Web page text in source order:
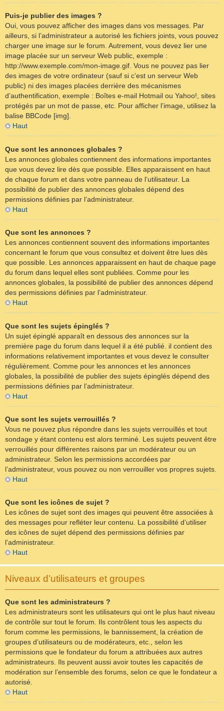
Puis-je publier des images ?
Oui, vous pouvez afficher des images dans vos messages. Par
ailleurs, si l’administrateur a autorisé les fichiers joints, vous pouvez
charger une image sur le forum. Autrement, vous devez lier une
image placée sur un serveur Web public, exemple :
http://www.exemple.com/mon-image.gif. Vous ne pouvez pas lier
des images de votre ordinateur (sauf si c’est un serveur Web
public) ni des images placées derrière des mécanismes
d’authentification, exemple : Boîtes e-mail Hotmail ou Yahoo!, sites
protégés par un mot de passe, etc. Pour afficher l’image, utilisez la
balise BBCode [img].
Haut
Que sont les annonces globales ?
Les annonces globales contiennent des informations importantes
que vous devez lire dès que possible. Elles apparaissent en haut
de chaque forum et dans votre panneau de l’utilisateur. La
possibilité de publier des annonces globales dépend des
permissions définies par l’administrateur.
Haut
Que sont les annonces ?
Les annonces contiennent souvent des informations importantes
concernant le forum que vous consultez et doivent être lues dès
que possible. Les annonces apparaissent en haut de chaque page
du forum dans lequel elles sont publiées. Comme pour les
annonces globales, la possibilité de publier des annonces dépend
des permissions définies par l’administrateur.
Haut
Que sont les sujets épinglés ?
Un sujet épinglé apparaît en dessous des annonces sur la
première page du forum dans lequel il a été publié. il contient des
informations relativement importantes et vous devez le consulter
régulièrement. Comme pour les annonces et les annonces
globales, la possibilité de publier des sujets épinglés dépend des
permissions définies par l’administrateur.
Haut
Que sont les sujets verrouillés ?
Vous ne pouvez plus répondre dans les sujets verrouillés et tout
sondage y étant contenu est alors terminé. Les sujets peuvent être
verrouillés pour différentes raisons par un modérateur ou un
administrateur. Selon les permissions accordées par
l’administrateur, vous pouvez ou non verrouiller vos propres sujets.
Haut
Que sont les icônes de sujet ?
Les icônes de sujet sont des images qui peuvent être associées à
des messages pour refléter leur contenu. La possibilité d’utiliser
des icônes de sujet dépend des permissions définies par
l’administrateur.
Haut
Niveaux d’utilisateurs et groupes
Que sont les administrateurs ?
Les administrateurs sont les utilisateurs qui ont le plus haut niveau
de contrôle sur tout le forum. Ils contrôlent tous les aspects du
forum comme les permissions, le bannissement, la création de
groupes d’utilisateurs ou de modérateurs, etc., selon les
permissions que le fondateur du forum a attribuées aux autres
administrateurs. Ils peuvent aussi avoir toutes les capacités de
modération sur l’ensemble des forums, selon ce que le fondateur a
autorisé.
Haut